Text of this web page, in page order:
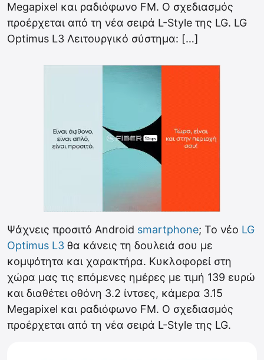
Megapixel και ραδιόφωνο FM. Ο σχεδιασμός
προέρχεται από τη νέα σειρά L-Style της LG. LG
Optimus L3 Λειτουργικό σύστημα: […]
Ψάχνεις προσιτό Android smartphone; Το νέο LG
Optimus L3 θα κάνεις τη δουλειά σου με
κομψότητα και χαρακτήρα. Κυκλοφορεί στη
χώρα μας τις επόμενες ημέρες με τιμή 139 ευρώ
και διαθέτει οθόνη 3.2 ίντσες, κάμερα 3.15
Megapixel και ραδιόφωνο FM. Ο σχεδιασμός
προέρχεται από τη νέα σειρά L-Style της LG.